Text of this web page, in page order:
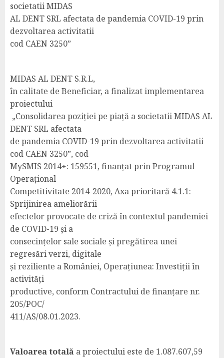
societatii MIDAS
AL DENT SRL afectata de pandemia COVID-19 prin
dezvoltarea activitatii
cod CAEN 3250”
MIDAS AL DENT S.R.L,
în calitate de Beneficiar, a finalizat implementarea
proiectului
„Consolidarea poziției pe piață a societatii MIDAS AL
DENT SRL afectata
de pandemia COVID-19 prin dezvoltarea activitatii
cod CAEN 3250”, cod
MySMIS 2014+: 159551, finanțat prin Programul
Operațional
Competitivitate 2014-2020, Axa prioritară 4.1.1:
Sprijinirea ameliorării
efectelor provocate de criză în contextul pandemiei
de COVID-19 și a
consecințelor sale sociale și pregătirea unei
regresări verzi, digitale
și reziliente a României, Operațiunea: Investiții în
activități
productive, conform Contractului de finanțare nr.
205/POC/
411/AS/08.01.2023.
Valoarea totală a proiectului este de 1.087.607,59